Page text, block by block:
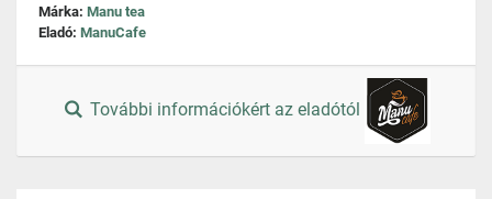
Márka: Manu tea
Eladó: ManuCafe
További információkért az eladótól